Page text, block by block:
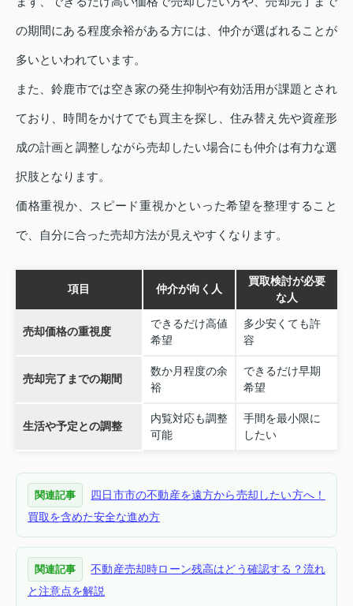
の期間にある程度余裕がある方には、仲介が選ばれることが
多いといわれています。
また、鈴鹿市では空き家の発生抑制や有効活用が課題とされ
ており、時間をかけてでも買主を探し、住み替え先や資産形
成の計画と調整しながら売却したい場合にも仲介は有力な選
択肢となります。
価格重視か、スピード重視かといった希望を整理すること
で、自分に合った売却方法が見えやすくなります。
項目 仲介が向く人
買取検討が必要
な人
売却価格の重視度
できるだけ高値
希望
多少安くても許
容
売却完了までの期間
数か月程度の余
裕
できるだけ早期
希望
生活や予定との調整
内覧対応も調整
可能
手間を最小限に
したい
関連記事
四日市市の不動産を遠方から売却したい方へ！
買取を含めた安全な進め方
関連記事
不動産売却時ローン残高はどう確認する？流れ
と注意点を解説